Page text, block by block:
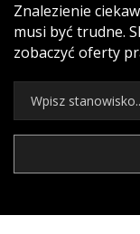
Znalezienie
musi być trudne.
zobaczyć oferty